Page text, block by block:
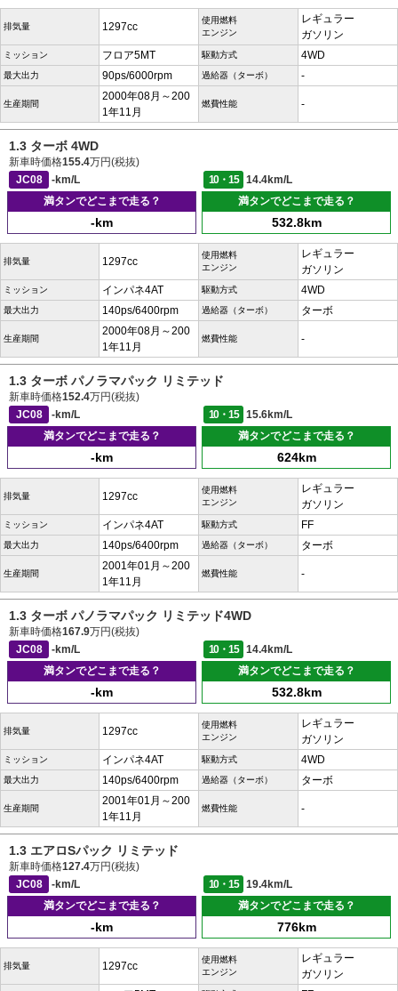
排気量 1297cc
使用燃料
エンジン
レギュラー
ガソリン
ミッション フロア5MT 駆動方式 4WD
最大出力 90ps/6000rpm 過給器（ターボ） -
生産期間
2000年08月～200
1年11月
燃費性能 -
1.3 ターボ 4WD
新車時価格155.4万円(税抜)
JC08
-km/L 10・15
14.4km/L
満タンでどこまで走る？
-km
満タンでどこまで走る？
532.8km
排気量 1297cc
使用燃料
エンジン
レギュラー
ガソリン
ミッション インパネ4AT 駆動方式 4WD
最大出力 140ps/6400rpm 過給器（ターボ） ターボ
生産期間
2000年08月～200
1年11月
燃費性能 -
1.3 ターボ パノラマパック リミテッド
新車時価格152.4万円(税抜)
JC08
-km/L 10・15
15.6km/L
満タンでどこまで走る？
-km
満タンでどこまで走る？
624km
排気量 1297cc
使用燃料
エンジン
レギュラー
ガソリン
ミッション インパネ4AT 駆動方式 FF
最大出力 140ps/6400rpm 過給器（ターボ） ターボ
生産期間
2001年01月～200
1年11月
燃費性能 -
1.3 ターボ パノラマパック リミテッド4WD
新車時価格167.9万円(税抜)
JC08
-km/L 10・15
14.4km/L
満タンでどこまで走る？
-km
満タンでどこまで走る？
532.8km
排気量 1297cc
使用燃料
エンジン
レギュラー
ガソリン
ミッション インパネ4AT 駆動方式 4WD
最大出力 140ps/6400rpm 過給器（ターボ） ターボ
生産期間
2001年01月～200
1年11月
燃費性能 -
1.3 エアロSパック リミテッド
新車時価格127.4万円(税抜)
JC08
-km/L 10・15
19.4km/L
満タンでどこまで走る？
-km
満タンでどこまで走る？
776km
排気量 1297cc
使用燃料
エンジン
レギュラー
ガソリン